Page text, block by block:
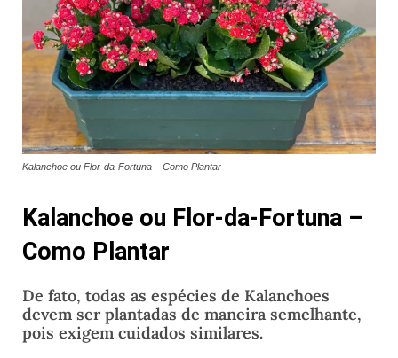
Kalanchoe ou Flor-da-Fortuna – Como Plantar
Kalanchoe ou Flor-da-Fortuna –
Como Plantar
De fato, todas as espécies de Kalanchoes
devem ser plantadas de maneira semelhante,
pois exigem cuidados similares.